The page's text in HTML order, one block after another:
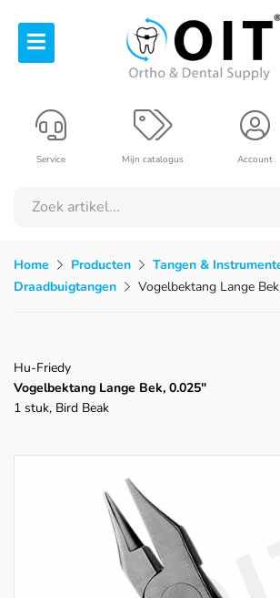
Account
Mijn catalogus
Service
Home Producten
Tangen &
Draadbuigtangen
Vogelbektang Lange
Hu-Friedy
Vogelbektang Lange Bek, 0.025"
1 stuk, Bird Beak